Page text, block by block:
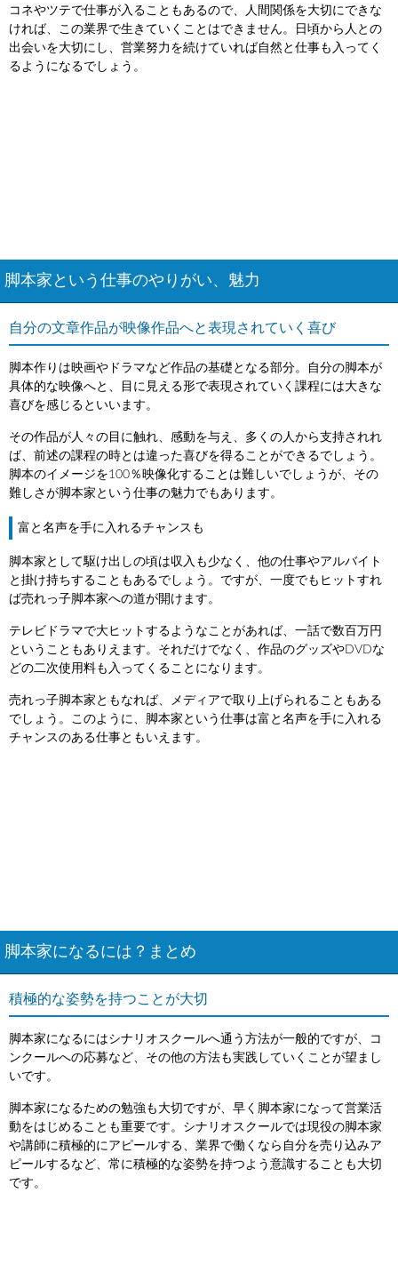
コネやツテで仕事が入ることもあるので、人間関係を大切にできな
ければ、この業界で生きていくことはできません。日頃から人との
出会いを大切にし、営業努力を続けていれば自然と仕事も入ってく
るようになるでしょう。
脚本家という仕事のやりがい、魅力
自分の文章作品が映像作品へと表現されていく喜び
脚本作りは映画やドラマなど作品の基礎となる部分。自分の脚本が
具体的な映像へと、目に見える形で表現されていく課程には大きな
喜びを感じるといいます。
その作品が人々の目に触れ、感動を与え、多くの人から支持されれ
ば、前述の課程の時とは違った喜びを得ることができるでしょう。
脚本のイメージを100％映像化することは難しいでしょうが、その
難しさが脚本家という仕事の魅力でもあります。
富と名声を手に入れるチャンスも
脚本家として駆け出しの頃は収入も少なく、他の仕事やアルバイト
と掛け持ちすることもあるでしょう。ですが、一度でもヒットすれ
ば売れっ子脚本家への道が開けます。
テレビドラマで大ヒットするようなことがあれば、一話で数百万円
ということもありえます。それだけでなく、作品のグッズやDVDな
どの二次使用料も入ってくることになります。
売れっ子脚本家ともなれば、メディアで取り上げられることもある
でしょう。このように、脚本家という仕事は富と名声を手に入れる
チャンスのある仕事ともいえます。
脚本家になるには？まとめ
積極的な姿勢を持つことが大切
脚本家になるにはシナリオスクールへ通う方法が一般的ですが、コ
ンクールへの応募など、その他の方法も実践していくことが望まし
いです。
脚本家になるための勉強も大切ですが、早く脚本家になって営業活
動をはじめることも重要です。シナリオスクールでは現役の脚本家
や講師に積極的にアピールする、業界で働くなら自分を売り込みア
ピールするなど、常に積極的な姿勢を持つよう意識することも大切
です。